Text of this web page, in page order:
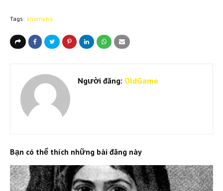
Tags: khampha
Người đăng: OldGame
Bạn có thể thích những bài đăng này